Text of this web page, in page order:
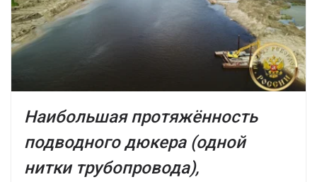
Наибольшая протяжённость
подводного дюкера (одной
нитки трубопровода),